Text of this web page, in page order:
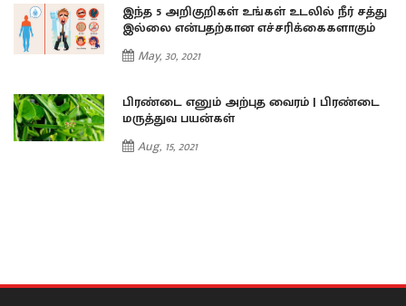
இந்த 5 அறிகுறிகள் உங்கள் உடலில் நீர் சத்து
இல்லை என்பதற்கான எச்சரிக்கைகளாகும்
May, 30, 2021
பிரண்டை எனும் அற்புத வைரம் | பிரண்டை
மருத்துவ பயன்கள்
Aug, 15, 2021